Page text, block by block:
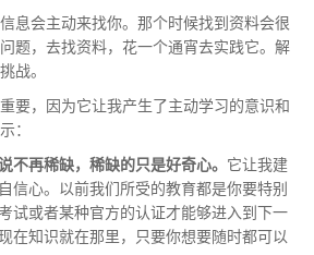
息会主动来找你。那个时候找到资料会很
题，去找资料，花一个通宵去实践它。解
战。
要，因为它让我产生了主动学习的意识和
：
不再稀缺，稀缺的只是好奇心。 它让我建
信心。以前我们所受的教育都是你要特别
试或者某种官方的认证才能够进入到下一
在知识就在那里，只要你想要随时都可以